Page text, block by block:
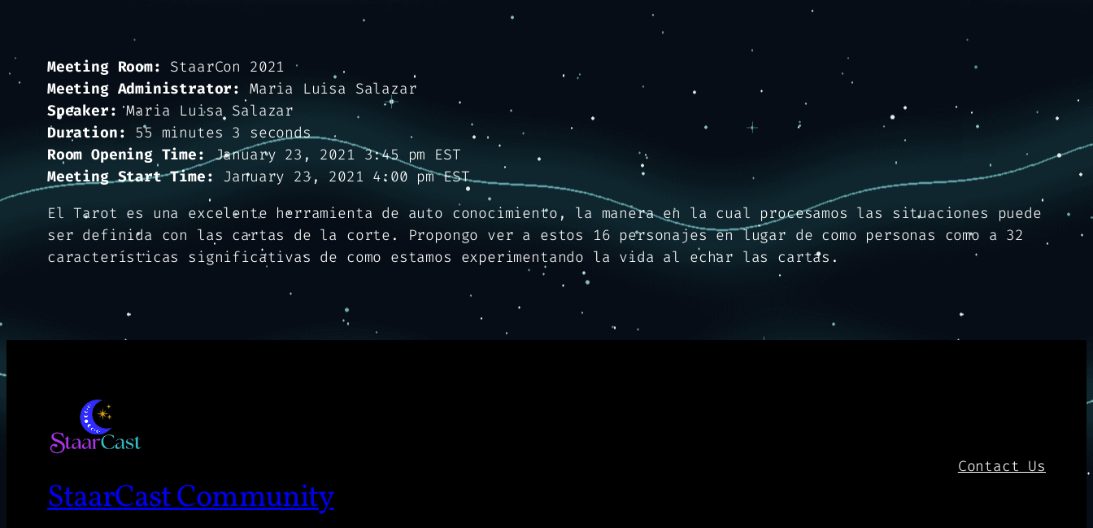
Meeting Room: StaarCon 2021
Meeting Administrator: Maria Luisa Salazar
Speaker: Maria Luisa Salazar
Duration: 55 minutes 3 seconds
Room Opening Time: January 23, 2021 3:45 pm EST
Meeting Start Time: January 23, 2021 4:00 pm EST
El Tarot es una excelente herramienta de auto conocimiento, la manera en la cual procesamos las situaciones puede
ser definida con las cartas de la corte. Propongo ver a estos 16 personajes en lugar de como personas como a 32
características significativas de como estamos experimentando la vida al echar las cartas.
StaarCast Community
Contact Us